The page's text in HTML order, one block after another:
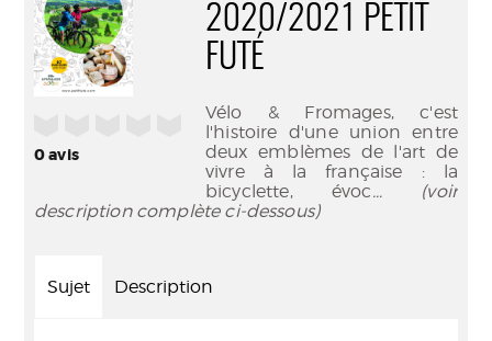
0avis
2020/2021 PETIT
FUTÉ
Vélo & Fromages, c'est
l'histoire d'une union entre
deux emblèmes de l'art de
vivre à la française : la
bicyclette, évoc... (voir
description complète ci-dessous)
Sujet Description